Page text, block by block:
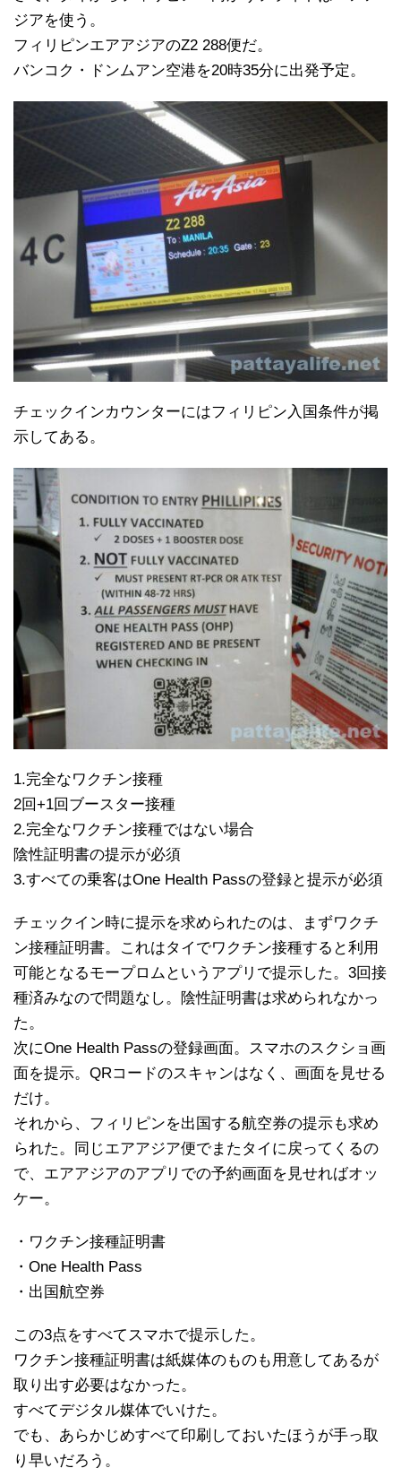
ジアを使う。
フィリピンエアアジアのZ2 288便だ。
バンコク・ドンムアン空港を20時35分に出発予定。
チェックインカウンターにはフィリピン入国条件が掲
示してある。
1.完全なワクチン接種
2回+1回ブースター接種
2.完全なワクチン接種ではない場合
陰性証明書の提示が必須
3.すべての乗客はOne Health Passの登録と提示が必須
チェックイン時に提示を求められたのは、まずワクチ
ン接種証明書。これはタイでワクチン接種すると利用
可能となるモープロムというアプリで提示した。3回接
種済みなので問題なし。陰性証明書は求められなかっ
た。
次にOne Health Passの登録画面。スマホのスクショ画
面を提示。QRコードのスキャンはなく、画面を見せる
だけ。
それから、フィリピンを出国する航空券の提示も求め
られた。同じエアアジア便でまたタイに戻ってくるの
で、エアアジアのアプリでの予約画面を見せればオッ
ケー。
・ワクチン接種証明書
・One Health Pass
・出国航空券
この3点をすべてスマホで提示した。
ワクチン接種証明書は紙媒体のものも用意してあるが
取り出す必要はなかった。
すべてデジタル媒体でいけた。
でも、あらかじめすべて印刷しておいたほうが手っ取
り早いだろう。